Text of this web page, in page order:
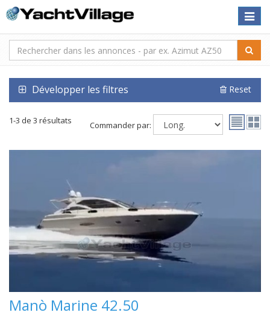
Toggle
Développer les filtres Reset
1-3 de 3 résultats Commander par:
Manò Marine 42.50